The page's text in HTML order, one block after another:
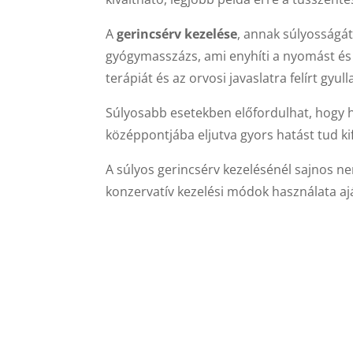
Agerincsérv kezelése, annak
gyógymasszázs, ami enyhíti a nyomást
terápiát és az orvosi javaslatra felírt
Súlyosabb esetekben előfordulhat, hogy
középpontjába eljutva gyors hatást tud
A súlyos gerincsérv kezelésénél sajnos
konzervatív kezelési módok használata